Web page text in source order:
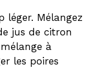
léger. Mélangez
jus de citron
à
les poires